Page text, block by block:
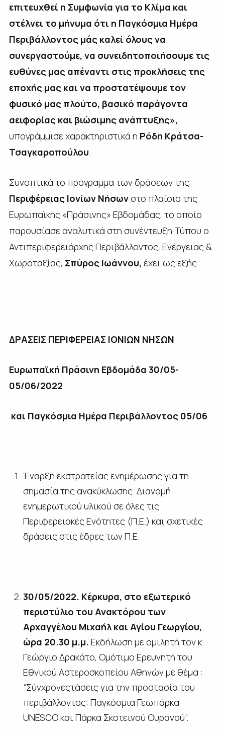
επιτευχθεί η Συμφωνία για το Κλίμα και
στέλνει το μήνυμα ότι η Παγκόσμια Ημέρα
Περιβάλλοντος μάς καλεί όλους να
συνεργαστούμε, να συνειδητοποιήσουμε τις
ευθύνες μας απέναντι στις προκλήσεις της
εποχής μας και να προστατέψουμε τον
φυσικό μας πλούτο, βασικό παράγοντα
αειφορίας και βιώσιμης ανάπτυξης»,
υπογράμμισε χαρακτηριστικά η Ρόδη Κράτσα-
Τσαγκαροπούλου.
Συνοπτικά το πρόγραμμα των δράσεων της
Περιφέρειας Ιονίων Νήσωνστο πλαίσιο της
Ευρωπαϊκής «Πράσινης» Εβδομάδας, το οποίο
παρουσίασε αναλυτικά στη συνέντευξη Τύπου ο
Αντιπεριφερειάρχης Περιβάλλοντος, Ενέργειας &
Χωροταξίας, Σπύρος Ιωάννου, έχει ως εξής:
ΔΡΑΣΕΙΣ ΠΕΡΙΦΕΡΕΙΑΣ ΙΟΝΙΩΝ ΝΗΣΩΝ
Ευρωπαϊκή Πράσινη Εβδομάδα 30/05-
05/06/2022
και Παγκόσμια Ημέρα Περιβάλλοντος 05/06
Έναρξη εκστρατείας ενημέρωσης για τη
σημασία της ανακύκλωσης. Διανομή
ενημερωτικού υλικού σε όλες τις
Περιφερειακές Ενότητες (Π.Ε.) και σχετικές
δράσεις στις έδρες των Π.Ε.
30/05/2022. Κέρκυρα, στο εξωτερικό
περιστύλιο του Ανακτόρου των
Αρχαγγέλου Μιχαήλ και Αγίου Γεωργίου,
ώρα 20.30 μ.μ. Εκδήλωση με ομιλητή τον κ.
Γεώργιο Δρακάτο, Ομότιμο Ερευνητή του
Εθνικού Αστεροσκοπείου Αθηνών με θέμα :
“Σύγχρονεςτάσεις για την προστασία του
περιβάλλοντος: Παγκόσμια Γεωπάρκα
UNESCO και Πάρκα Σκοτεινού Ουρανού”.